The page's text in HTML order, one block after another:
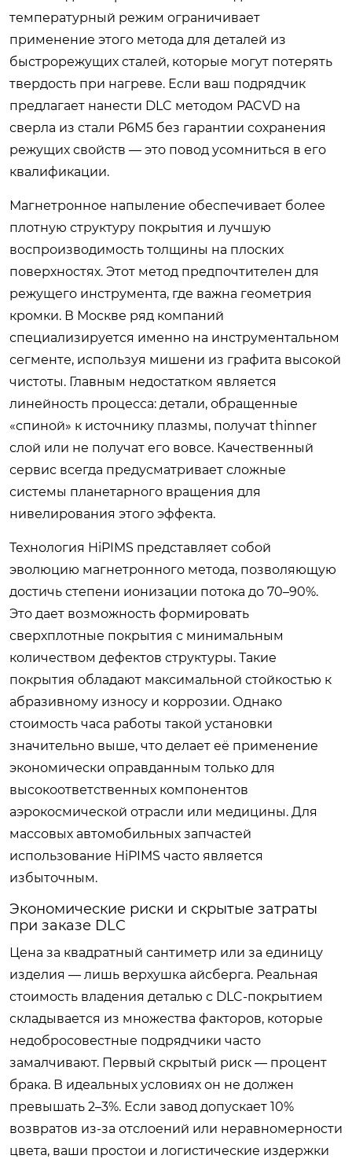
температурный режим ограничивает
применение этого метода для деталей из
быстрорежущих сталей, которые могут потерять
твердость при нагреве. Если ваш подрядчик
предлагает нанести DLC методом PACVD на
сверла из стали Р6М5 без гарантии сохранения
режущих свойств — это повод усомниться в его
квалификации.
Магнетронное напыление обеспечивает более
плотную структуру покрытия и лучшую
воспроизводимость толщины на плоских
поверхностях. Этот метод предпочтителен для
режущего инструмента, где важна геометрия
кромки. В Москве ряд компаний
специализируется именно на инструментальном
сегменте, используя мишени из графита высокой
чистоты. Главным недостатком является
линейность процесса: детали, обращенные
«спиной» к источнику плазмы, получат thinner
слой или не получат его вовсе. Качественный
сервис всегда предусматривает сложные
системы планетарного вращения для
нивелирования этого эффекта.
Технология HiPIMS представляет собой
эволюцию магнетронного метода, позволяющую
достичь степени ионизации потока до 70–90%.
Это дает возможность формировать
сверхплотные покрытия с минимальным
количеством дефектов структуры. Такие
покрытия обладают максимальной стойкостью к
абразивному износу и коррозии. Однако
стоимость часа работы такой установки
значительно выше, что делает её применение
экономически оправданным только для
высокоответственных компонентов
аэрокосмической отрасли или медицины. Для
массовых автомобильных запчастей
использование HiPIMS часто является
избыточным.
Экономические риски и скрытые затраты
при заказе DLC
Цена за квадратный сантиметр или за единицу
изделия — лишь верхушка айсберга. Реальная
стоимость владения деталью с DLC-покрытием
складывается из множества факторов, которые
недобросовестные подрядчики часто
замалчивают. Первый скрытый риск — процент
брака. В идеальных условиях он не должен
превышать 2–3%. Если завод допускает 10%
возвратов из-за отслоений или неравномерности
цвета, ваши простои и логистические издержки